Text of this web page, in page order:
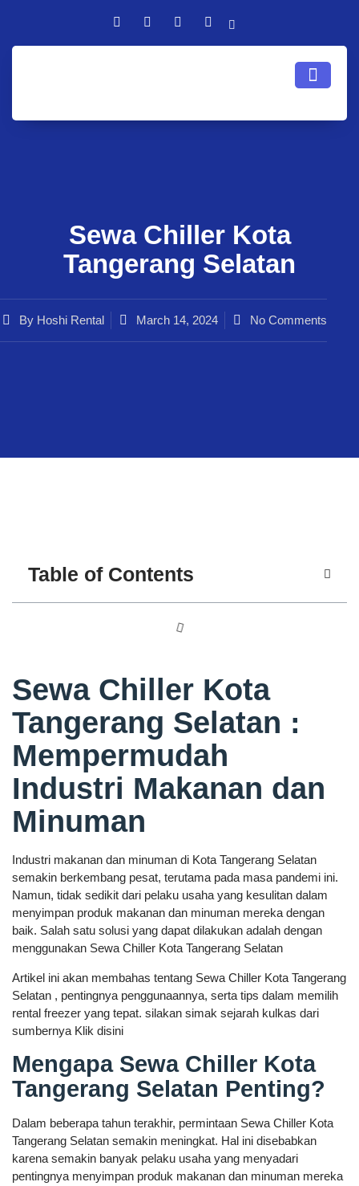
Sewa Chiller Kota
Tangerang Selatan
By Hoshi Rental March 14, 2024 No Comments
Table of Contents
Sewa Chiller Kota
Tangerang Selatan :
Mempermudah
Industri Makanan dan
Minuman
Industri makanan dan minuman di Kota Tangerang Selatan
semakin berkembang pesat, terutama pada masa pandemi ini.
Namun, tidak sedikit dari pelaku usaha yang kesulitan dalam
menyimpan produk makanan dan minuman mereka dengan
baik. Salah satu solusi yang dapat dilakukan adalah dengan
menggunakan Sewa Chiller Kota Tangerang Selatan
Artikel ini akan membahas tentang Sewa Chiller Kota Tangerang
Selatan , pentingnya penggunaannya, serta tips dalam memilih
rental freezer yang tepat. silakan simak sejarah kulkas dari
sumbernya Klik disini
Mengapa Sewa Chiller Kota
Tangerang Selatan Penting?
Dalam beberapa tahun terakhir, permintaan Sewa Chiller Kota
Tangerang Selatan semakin meningkat. Hal ini disebabkan
karena semakin banyak pelaku usaha yang menyadari
pentingnya menyimpan produk makanan dan minuman mereka